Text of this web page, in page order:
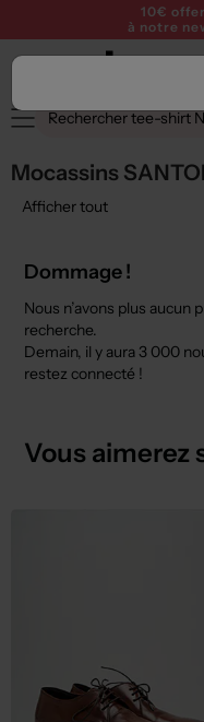
10€
à notre
Mocassins
Afficher tout
Dommage !
Nous n’avons plus aucun
recherche.
Demain, il y aura 3 000
restez connecté !
Vous aimerez